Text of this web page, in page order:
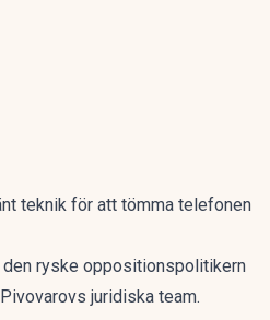
teknik för att tömma telefonen
den ryske oppositionspolitikern
juridiska team.